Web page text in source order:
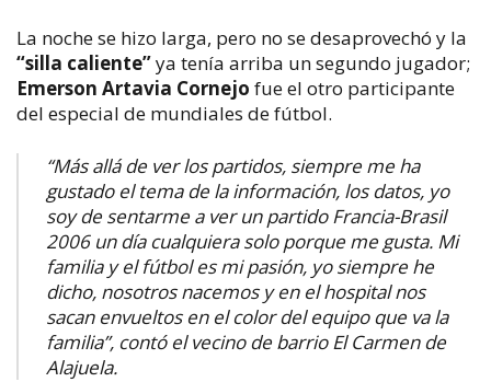
La noche se hizo larga, pero no se desaprovechó y la
“silla caliente”ya tenía arriba un segundo jugador;
Emerson Artavia Cornejo fue el otro participante
del especial de mundiales de fútbol.
“Más allá de ver los partidos, siempre me ha
gustado el tema de la información, los datos, yo
soy de sentarme a ver un partido Francia-Brasil
2006 un día cualquiera solo porque me gusta. Mi
familia y el fútbol es mi pasión, yo siempre he
dicho, nosotros nacemos y en el hospital nos
sacan envueltos en el color del equipo que va la
familia”, contó el vecino de barrio El Carmen de
Alajuela.